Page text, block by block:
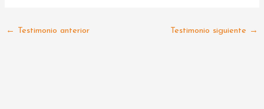
← Testimonio anterior Testimonio siguiente →